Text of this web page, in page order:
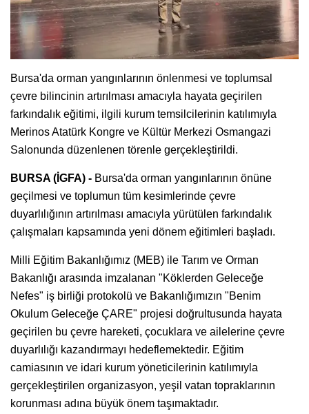
Bursa'da orman yangınlarının önlenmesi ve toplumsal
çevre bilincinin artırılması amacıyla hayata geçirilen
farkındalık eğitimi, ilgili kurum temsilcilerinin katılımıyla
Merinos Atatürk Kongre ve Kültür Merkezi Osmangazi
Salonunda düzenlenen törenle gerçekleştirildi.
BURSA (İGFA) - Bursa'da orman yangınlarının önüne
geçilmesi ve toplumun tüm kesimlerinde çevre
duyarlılığının artırılması amacıyla yürütülen farkındalık
çalışmaları kapsamında yeni dönem eğitimleri başladı.
Milli Eğitim Bakanlığımız (MEB) ile Tarım ve Orman
Bakanlığı arasında imzalanan "Köklerden Geleceğe
Nefes" iş birliği protokolü ve Bakanlığımızın "Benim
Okulum Geleceğe ÇARE" projesi doğrultusunda hayata
geçirilen bu çevre hareketi, çocuklara ve ailelerine çevre
duyarlılığı kazandırmayı hedeflemektedir. Eğitim
camiasının ve idari kurum yöneticilerinin katılımıyla
gerçekleştirilen organizasyon, yeşil vatan topraklarının
korunması adına büyük önem taşımaktadır.